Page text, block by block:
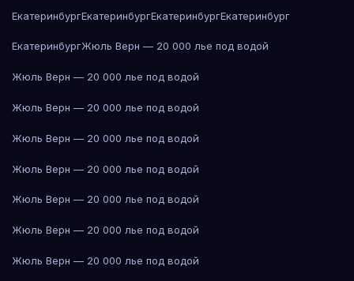
ЕкатеринбургЕкатеринбургЕкатеринбургЕкатеринбург
ЕкатеринбургЖюль Верн — 20 000 лье под водой
Жюль Верн — 20 000 лье под водой
Жюль Верн — 20 000 лье под водой
Жюль Верн — 20 000 лье под водой
Жюль Верн — 20 000 лье под водой
Жюль Верн — 20 000 лье под водой
Жюль Верн — 20 000 лье под водой
Жюль Верн — 20 000 лье под водой